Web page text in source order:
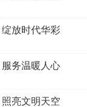
绽放时代华彩
服务温暖人心
亮文明天空